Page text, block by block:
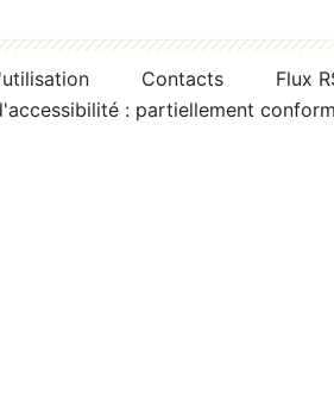
Contacts
Flux
: partiellement